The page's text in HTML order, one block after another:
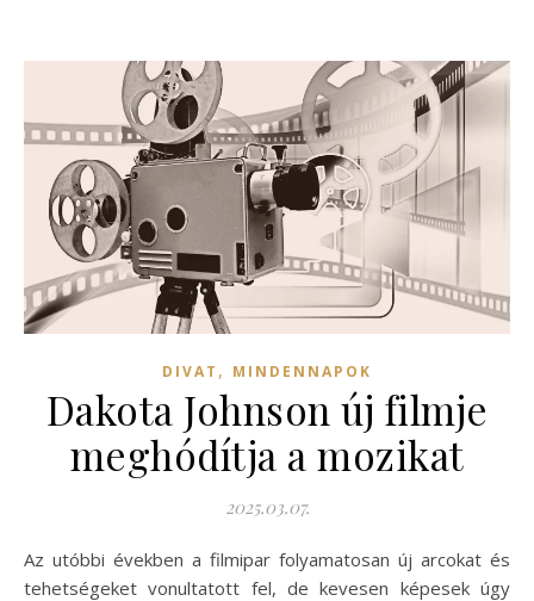
DIVAT , MINDENNAPOK
Dakota Johnson új filmje
meghódítja a mozikat
2025.03.07.
Az utóbbi években a filmipar folyamatosan új arcokat és
tehetségeket vonultatott fel, de kevesen képesek úgy